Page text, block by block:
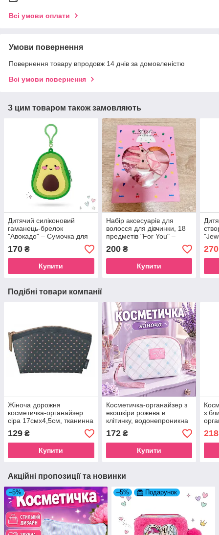
Всі умови оплати
Умови повернення
Повернення товару впродовж 14 днів за домовленістю
Всі умови повернення
З цим товаром також замовляють
Дитячий силіконовий
гаманець-брелок
"Авокадо" – Сумочка для
навушників та грошей на
рюкзак
170 ₴
Купити
Набір аксесуарів для
волосся для дівчинки, 18
предметів "For You" –
Подарунковий бокс з
рожевими резинками
200₴
Купити
270
Подібні товари компанії
Жіноча дорожня
косметичка-органайзер
сіра 17смх4,5см, тканинна
водонепроникна люкс для
Beauty Luxury Grey
129 ₴
Купити
Косметичка-органайзер з
екошкіри рожева в
клітинку, водонепроникна
блискавці з ремінцем
172₴
Купити
з
Акційні пропозиції та новинки
–5% –5% Подарунок